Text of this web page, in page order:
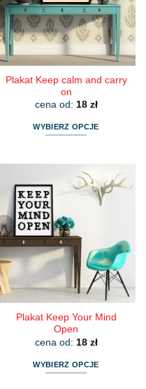
wybrać
na
stronie
produktu
Plakat Keep calm and carry
on
cena od: 18 zł
WYBIERZ OPCJE
wiele
wariantów.
Opcje
można
wybrać
na
stronie
produktu
Plakat Keep Your Mind
Open
cena od: 18 zł
WYBIERZ OPCJE